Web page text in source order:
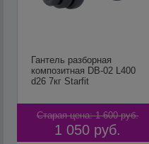
Гантель разборная
композитная DB-02 L400
d26 7кг Starfit
Старая цена: 1 600 руб.
1 050 руб.